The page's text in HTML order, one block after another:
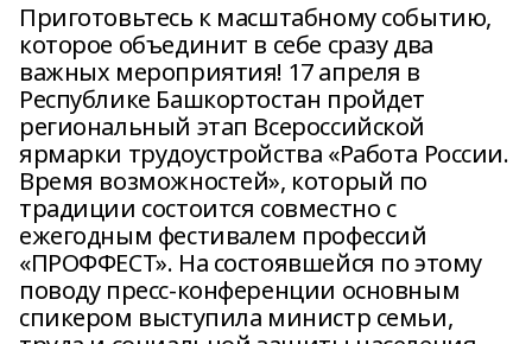
Приготовьтесь к масштабному событию,
которое объединит в себе сразу два
важных мероприятия! 17 апреля в
Республике Башкортостан пройдет
региональный этап Всероссийской
ярмарки трудоустройства «Работа России.
Время возможностей», который по
традиции состоится совместно с
ежегодным фестивалем профессий
«ПРОФФЕСТ». На состоявшейся по этому
поводу пресс-конференции основным
спикером выступила министр семьи,